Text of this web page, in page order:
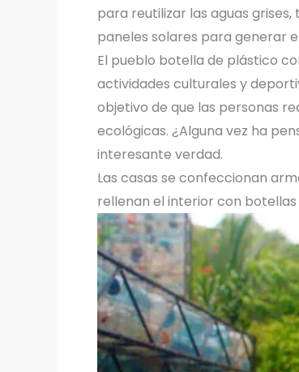
para reutilizar las aguas
paneles solares para generar
El pueblo botella de plástico
actividades culturales y
objetivo de que las personas
ecológicas. ¿Alguna vez ha
interesante verdad.
Las casas se confeccionan
rellenan el interior con